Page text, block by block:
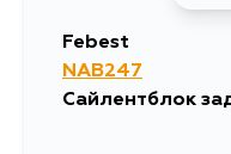
Febest
NAB247
Сайлентблок